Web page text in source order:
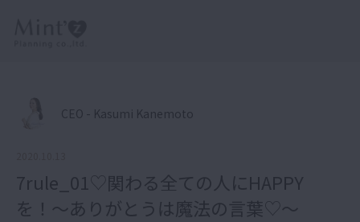
CEO - Kasumi Kanemoto
7rule_01♡関わる全ての人にHAPPY
を！〜ありがとうは魔法の言葉♡〜